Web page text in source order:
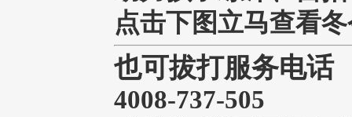
点击下图立马查看
也可拔打服务电话
4008-737-505